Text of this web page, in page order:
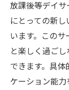
子どもた
ビスの成
次世代の
展望
放課後等デイ
にとっての新
います。この
と楽しく過ご
できます。具
ケーション能力